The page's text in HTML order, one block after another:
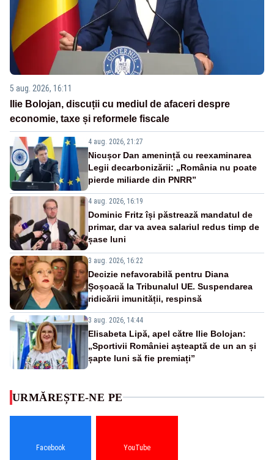
5 aug. 2026, 16:11
Ilie Bolojan, discuții cu mediul de afaceri despre
economie, taxe și reformele fiscale
4 aug. 2026, 21:27
Nicușor Dan amenință cu reexaminarea
Legii decarbonizării: „România nu poate
pierde miliarde din PNRR”
4 aug. 2026, 16:19
Dominic Fritz își păstrează mandatul de
primar, dar va avea salariul redus timp de
șase luni
3 aug. 2026, 16:22
Decizie nefavorabilă pentru Diana
Șoșoacă la Tribunalul UE. Suspendarea
ridicării imunității, respinsă
3 aug. 2026, 14:44
Elisabeta Lipă, apel către Ilie Bolojan:
„Sportivii României așteaptă de un an și
șapte luni să fie premiați”
URMĂREȘTE-NE PE
Facebook YouTube